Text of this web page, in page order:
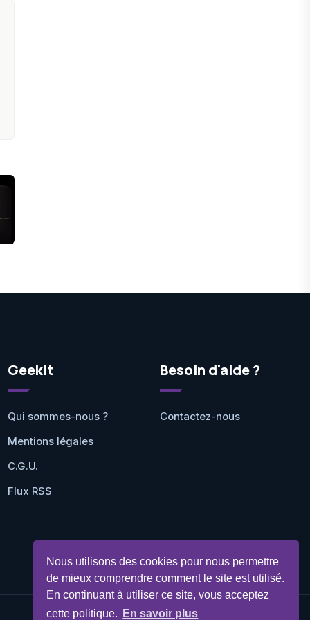
Nous utilisons des cookies pour nous permettre
de mieux comprendre comment le site est utilisé.
En continuant à utiliser ce site, vous acceptez
cette politique.
En savoir plus
Geekit
Qui sommes-nous ?
Mentions légales
C.G.U.
Flux RSS
Besoin d'aide ?
Contactez-nous